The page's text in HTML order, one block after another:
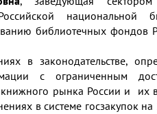
национальной
библиотечных фондов
в законодательстве,
с ограниченным
рынка России и их
в системе госзакупок